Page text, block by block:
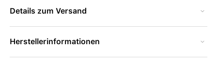
Details zum Versand
Herstellerinformationen